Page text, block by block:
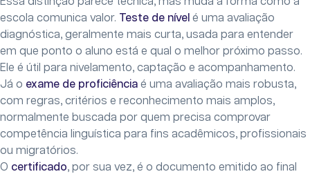
escola comunica valor. Teste de nível é uma avaliação
diagnóstica, geralmente mais curta, usada para entender
em que ponto o aluno está e qual o melhor próximo passo.
Ele é útil para nivelamento, captação e acompanhamento.
Já o exame de proficiência é uma avaliação mais robusta,
com regras, critérios e reconhecimento mais amplos,
normalmente buscada por quem precisa comprovar
competência linguística para fins acadêmicos, profissionais
ou migratórios.
O certificado, por sua vez, é o documento emitido ao final